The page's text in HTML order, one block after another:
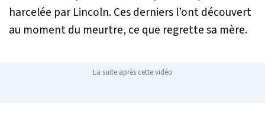
harcelée par Lincoln. Ces derniers l’ont découvert
au moment du meurtre, ce que regrette sa mère.
La suite après cette vidéo